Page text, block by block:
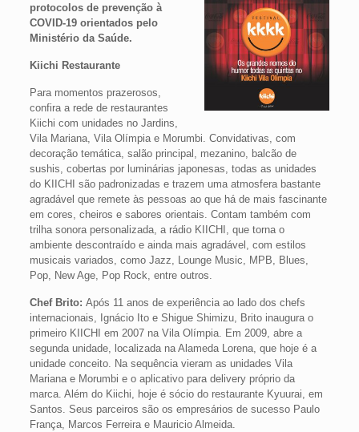
protocolos de prevenção à
COVID-19 orientados pelo
Ministério da Saúde.
Kiichi Restaurante
Para momentos prazerosos,
confira a rede de restaurantes
Kiichi com unidades no Jardins,
Vila Mariana, Vila Olímpia e Morumbi. Convidativas, com
decoração temática, salão principal, mezanino, balcão de
sushis, cobertas por luminárias japonesas, todas as unidades
do KIICHI são padronizadas e trazem uma atmosfera bastante
agradável que remete às pessoas ao que há de mais fascinante
em cores, cheiros e sabores orientais. Contam também com
trilha sonora personalizada, a rádio KIICHI, que torna o
ambiente descontraído e ainda mais agradável, com estilos
musicais variados, como Jazz, Lounge Music, MPB, Blues,
Pop, New Age, Pop Rock, entre outros.
Chef Brito: Após 11 anos de experiência ao lado dos chefs
internacionais, Ignácio Ito e Shigue Shimizu, Brito inaugura o
primeiro KIICHI em 2007 na Vila Olímpia. Em 2009, abre a
segunda unidade, localizada na Alameda Lorena, que hoje é a
unidade conceito. Na sequência vieram as unidades Vila
Mariana e Morumbi e o aplicativo para delivery próprio da
marca. Além do Kiichi, hoje é sócio do restaurante Kyuurai, em
Santos. Seus parceiros são os empresários de sucesso Paulo
França, Marcos Ferreira e Mauricio Almeida.